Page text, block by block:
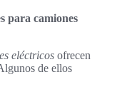
para camiones
eléctricos ofrecen
de ellos